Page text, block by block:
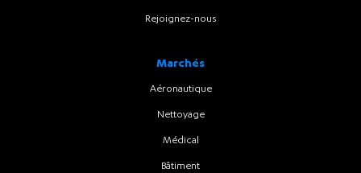
Rejoignez-nous
Marchés
Aéronautique
Nettoyage
Médical
Bâtiment